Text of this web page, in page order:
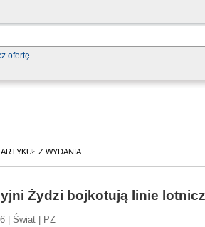
ofertę
Z WYDANIA
Żydzi bojkotują linie
| Świat | PZ